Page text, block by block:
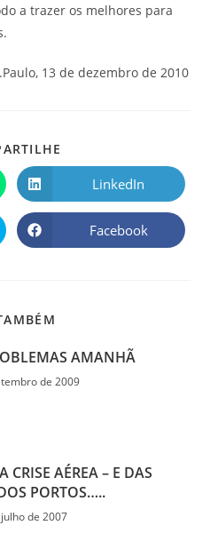
a trazer os melhores para
13 de dezembro de 2010
LinkedIn
Facebook
AMANHÃ
de 2009
CRISE AÉREA – E DAS
PORTOS…..
de 2007